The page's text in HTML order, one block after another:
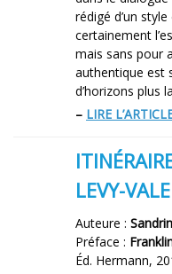
rédigé d’un
certainement
mais sans pour
authentique est
d’horizons plus
– LIRE
LEVY-
Auteure :
Préface :
Éd. Hermann,